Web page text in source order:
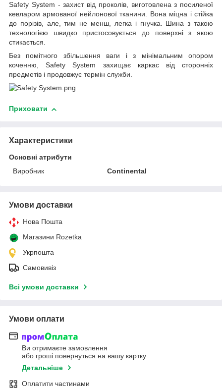
Safety System - захист від проколів, виготовлена з посиленої
кевларом армованої нейлонової тканини. Вона міцна і стійка
до порізів, але, тим не менш, легка і гнучка. Шина з такою
технологією швидко пристосовується до поверхні з якою
стикається.
Без помітного збільшення ваги і з мінімальним опором
коченню, Safety System захищає каркас від сторонніх
предметів і продовжує термін служби.
Приховати
Характеристики
Основні атрибути
Виробник
Continental
Умови доставки
Нова Пошта
Магазини Rozetka
Укрпошта
Самовивіз
Всі умови доставки
Умови оплати
Ви отримаєте замовлення
або гроші повернуться на вашу картку
Детальніше
Оплатити частинами